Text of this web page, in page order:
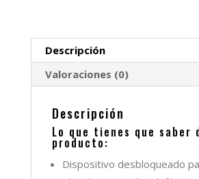
Descripción
Valoraciones (0)
Descripción
Lo que tienes que saber
producto:
Dispositivo desbloqueado